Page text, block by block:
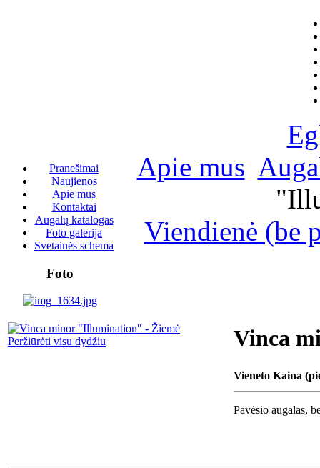
Pranešimai
Naujienos
Apie mus
Kontaktai
Augalų katalogas
Foto galerija
Svetainės schema
Foto
Apie mus
Viendienė (be
Peržiūrėti visu dydžiu Vinca
Vieneto Kaina
Pavėsio augalas,